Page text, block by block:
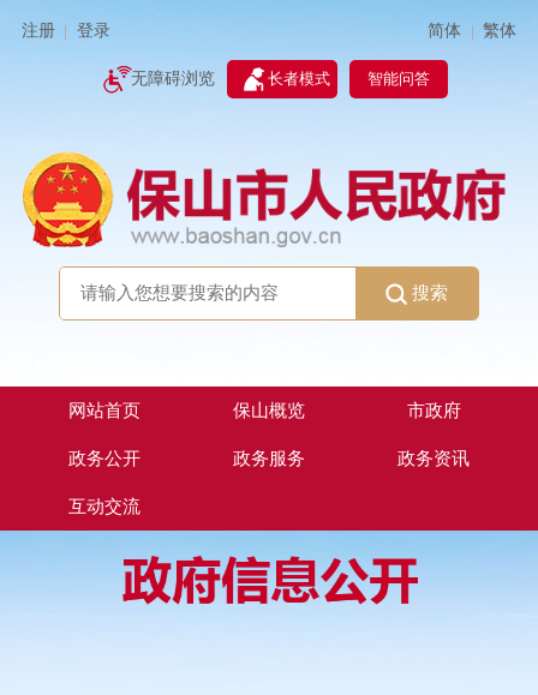
注册 登录 简体 | 繁体
无障碍浏览 长者模式 智能问答
搜索
网站首页 保山概览 市政府
政务公开 政务服务 政务资讯
互动交流